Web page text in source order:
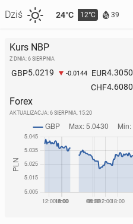
Dziś 24°C 12°C 39
Kurs NBP
Z DNIA: 6 SIERPNIA
GBP5.0219 -0.0144 EUR4.3050
CHF4.6080
Forex
AKTUALIZACJA: 6 SIERPNIA, 15:20